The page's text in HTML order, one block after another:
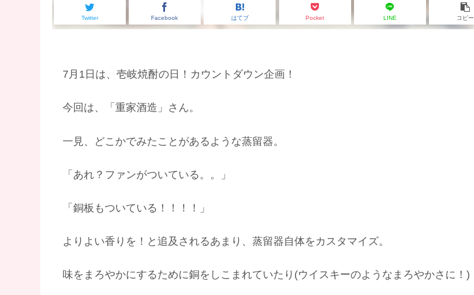
Twitter Facebook はてブ Pocket LINE コピー
7月1日は、壱岐焼酎の日！カウントダウン企画！
今回は、「重家酒造」さん。
一見、どこかでみたことがあるような蒸留器。
「あれ？ファンがついている。。」
「銅板もついている！！！！」
よりよい香りを！と追及されるあまり、蒸留器自体をカスタマイズ。
味をまろやかにするために銅をしこまれていたり(ウイスキーのようなまろやかさに！)